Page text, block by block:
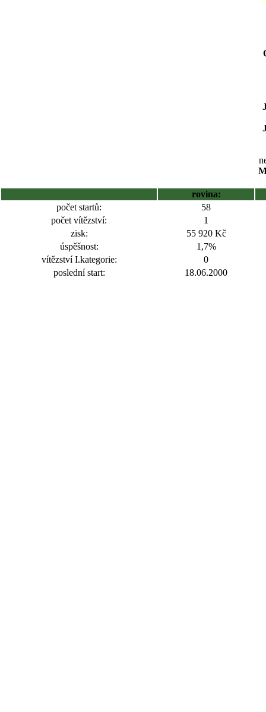
rovina:
počet startů:
58
počet vítězství:
1
zisk:
55 920 Kč
úspěšnost:
1,7%
vítězství I.kategorie:
0
poslední start:
18.06.2000